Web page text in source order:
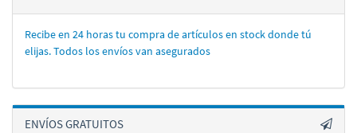
Recibe en 24 horas tu compra de artí­culos en stock donde tú
elijas. Todos los enví­os van asegurados
ENVÍOS GRATUITOS